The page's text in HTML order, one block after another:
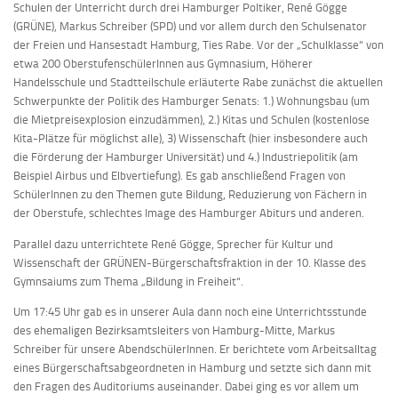
Schulen der Unterricht durch drei Hamburger Poltiker, René Gögge
(GRÜNE), Markus Schreiber (SPD) und vor allem durch den Schulsenator
der Freien und Hansestadt Hamburg, Ties Rabe. Vor der „Schulklasse“ von
etwa 200 OberstufenschülerInnen aus Gymnasium, Höherer
Handelsschule und Stadtteilschule erläuterte Rabe zunächst die aktuellen
Schwerpunkte der Politik des Hamburger Senats: 1.) Wohnungsbau (um
die Mietpreisexplosion einzudämmen), 2.) Kitas und Schulen (kostenlose
Kita-Plätze für möglichst alle), 3) Wissenschaft (hier insbesondere auch
die Förderung der Hamburger Universität) und 4.) Industriepolitik (am
Beispiel Airbus und Elbvertiefung). Es gab anschließend Fragen von
SchülerInnen zu den Themen gute Bildung, Reduzierung von Fächern in
der Oberstufe, schlechtes Image des Hamburger Abiturs und anderen.
Parallel dazu unterrichtete René Gögge, Sprecher für Kultur und
Wissenschaft der GRÜNEN-Bürgerschaftsfraktion in der 10. Klasse des
Gymnsaiums zum Thema „Bildung in Freiheit“.
Um 17:45 Uhr gab es in unserer Aula dann noch eine Unterrichtsstunde
des ehemaligen Bezirksamtsleiters von Hamburg-Mitte, Markus
Schreiber für unsere AbendschülerInnen. Er berichtete vom Arbeitsalltag
eines Bürgerschaftsabgeordneten in Hamburg und setzte sich dann mit
den Fragen des Auditoriums auseinander. Dabei ging es vor allem um